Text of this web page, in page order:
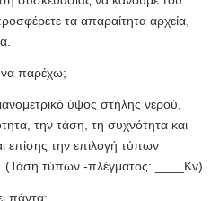
τα απαραίτητα αρχεία,
να παρέχω;
ύψος στήλης νερού,
την τάση, τη συχνότητα και
επίσης την επιλογή τύπων
(Τάση τύπων -πλέγματος: ____Kv)
πάντα;